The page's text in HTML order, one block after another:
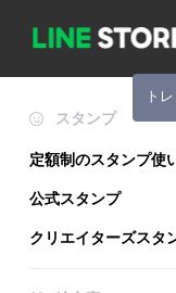
ト
スタンプ
定額制のスタンプ使
公式スタンプ
クリエイターズスタ